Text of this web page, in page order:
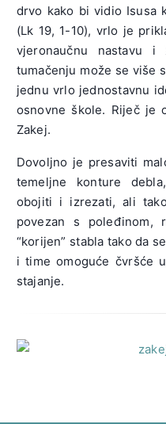
drvo kako bi vidio Isusa
(Lk 19, 1-10), vrlo je
vjeronaučnu nastavu i
tumačenju može se više
jednu vrlo jednostavnu
osnovne škole. Riječ je
Zakej.
Dovoljno je presaviti
temeljne konture
obojiti i izrezati, ali
povezan s
“korijen” stabla tako da
i time omoguće čvršće
stajanje.